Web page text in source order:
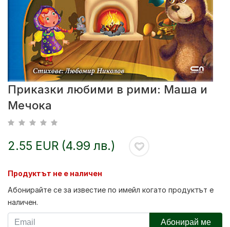
Приказки любими в рими: Маша и
Мечока
2.55 EUR (4.99 лв.)
Продуктът не е наличен
Абонирайте се за известие по имейл когато продуктът е
наличен.
Абонирай ме